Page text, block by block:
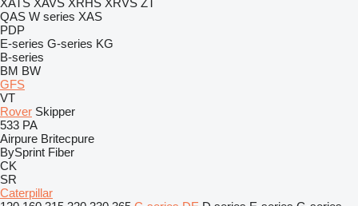
XATS XAVS XRHS XRVS ZT
QAS W series XAS
PDP
E-series G-series KG
B-series
BM BW
GFS
VT
Rover Skipper
533 PA
Airpure Britecpure
BySprint Fiber
CK
SR
Caterpillar